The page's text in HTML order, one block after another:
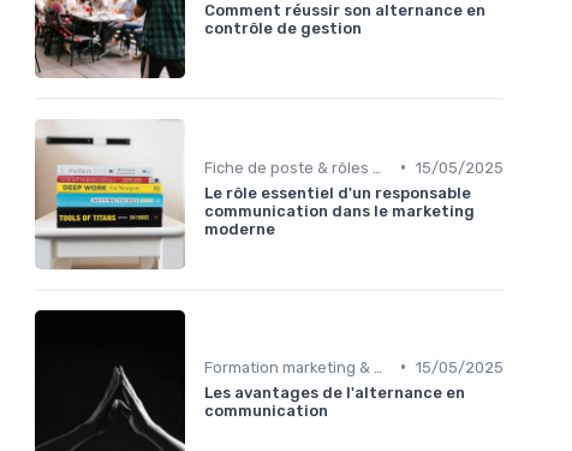
Comment réussir son alternance en
contrôle de gestion
• 15/05/2025
Le rôle essentiel d'un responsable
communication dans le marketing
moderne
• 15/05/2025
Les avantages de l'alternance en
communication